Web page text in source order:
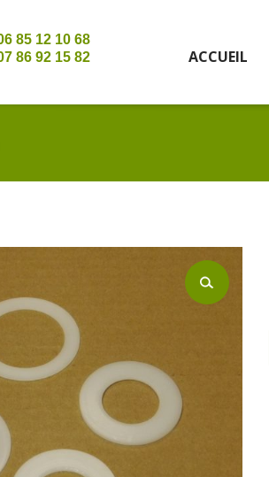
85 12 10 68
86 92 15 82
ACCUEIL